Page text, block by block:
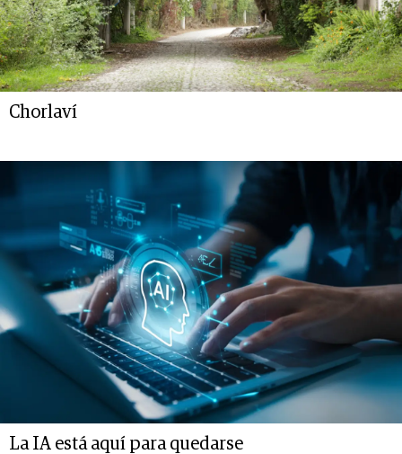
Chorlaví
La IA está aquí para quedarse